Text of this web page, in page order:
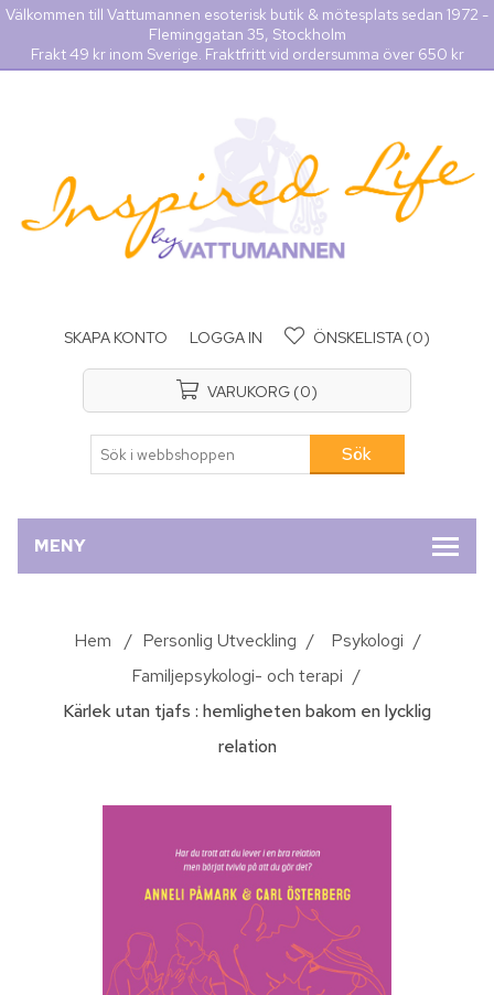
Välkommen till Vattumannen esoterisk butik & mötesplats sedan 1972 -
Fleminggatan 35, Stockholm
Frakt 49 kr inom Sverige. Fraktfritt vid ordersumma över 650 kr
SKAPA KONTO LOGGA IN ÖNSKELISTA (0)
VARUKORG (0)
MENY
Hem / Personlig Utveckling / Psykologi /
Familjepsykologi- och terapi /
Kärlek utan tjafs : hemligheten bakom en lycklig
relation